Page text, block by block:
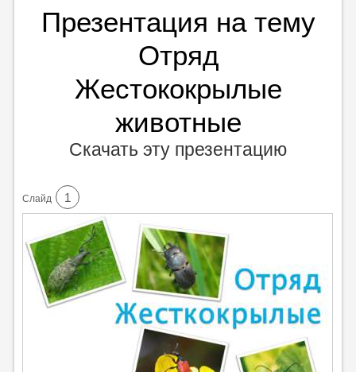
Презентация на тему
Отряд
Жестококрылые
животные
Скачать эту презентацию
Cлайд 1